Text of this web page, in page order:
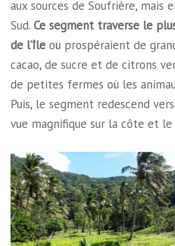
aux sources de Soufrière, mais
Sud. Ce segment traverse le
de l’île où prospéraient de
cacao, de sucre et de citrons
de petites fermes où les
Puis, le segment redescend vers
vue magnifique sur la côte et